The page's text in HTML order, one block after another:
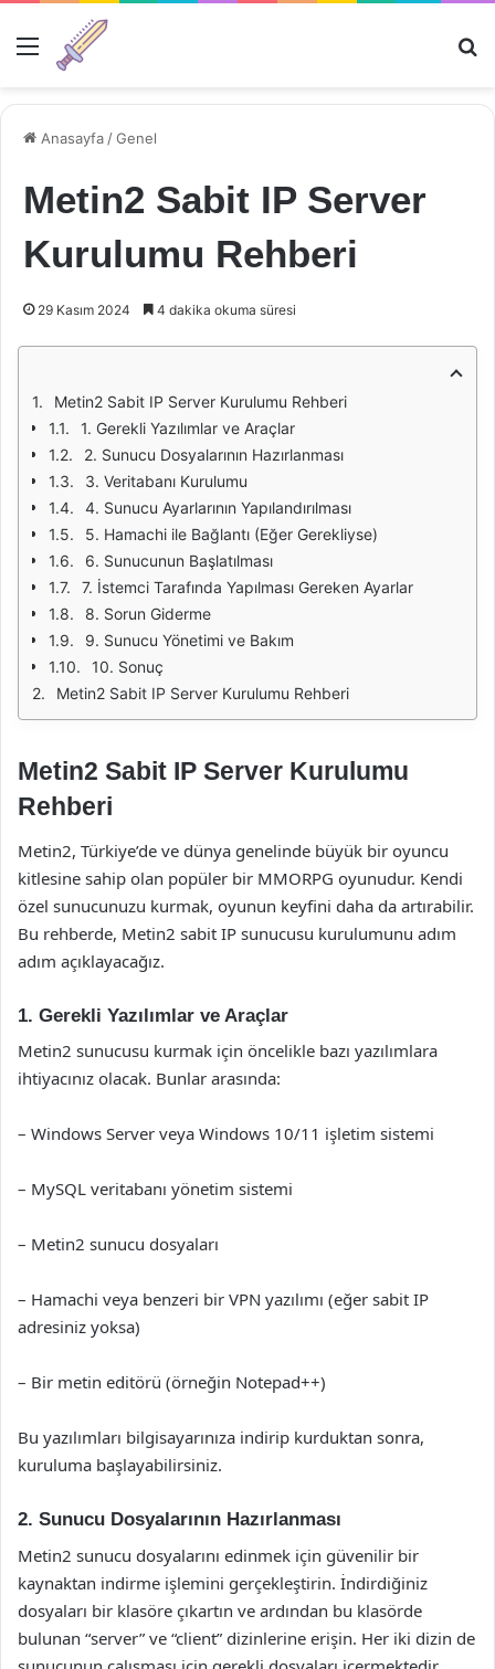
Menü
Anasayfa /Genel
Metin2 Sabit IP Server
Kurulumu Rehberi
29 Kasım 2024 4 dakika okuma süresi
Metin2 Sabit IP Server Kurulumu Rehberi
1. Gerekli Yazılımlar ve Araçlar
2. Sunucu Dosyalarının Hazırlanması
3. Veritabanı Kurulumu
4. Sunucu Ayarlarının Yapılandırılması
5. Hamachi ile Bağlantı (Eğer Gerekliyse)
6. Sunucunun Başlatılması
7. İstemci Tarafında Yapılması Gereken Ayarlar
8. Sorun Giderme
9. Sunucu Yönetimi ve Bakım
10. Sonuç
Metin2 Sabit IP Server Kurulumu Rehberi
Metin2 Sabit IP Server Kurulumu
Rehberi
Metin2, Türkiye’de ve dünya genelinde büyük bir oyuncu
kitlesine sahip olan popüler bir MMORPG oyunudur. Kendi
özel sunucunuzu kurmak, oyunun keyfini daha da artırabilir.
Bu rehberde, Metin2 sabit IP sunucusu kurulumunu adım
adım açıklayacağız.
1. Gerekli Yazılımlar ve Araçlar
Metin2 sunucusu kurmak için öncelikle bazı yazılımlara
ihtiyacınız olacak. Bunlar arasında:
– Windows Server veya Windows 10/11 işletim sistemi
– MySQL veritabanı yönetim sistemi
– Metin2 sunucu dosyaları
– Hamachi veya benzeri bir VPN yazılımı (eğer sabit IP
adresiniz yoksa)
– Bir metin editörü (örneğin Notepad++)
Bu yazılımları bilgisayarınıza indirip kurduktan sonra,
kuruluma başlayabilirsiniz.
2. Sunucu Dosyalarının Hazırlanması
Metin2 sunucu dosyalarını edinmek için güvenilir bir
kaynaktan indirme işlemini gerçekleştirin. İndirdiğiniz
dosyaları bir klasöre çıkartın ve ardından bu klasörde
bulunan “server” ve “client” dizinlerine erişin. Her iki dizin de